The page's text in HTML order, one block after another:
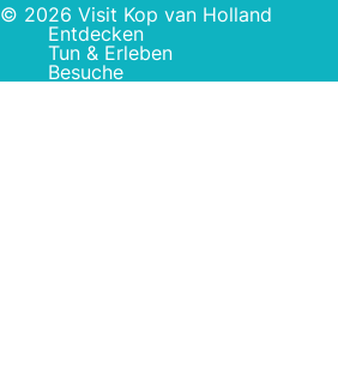
© 2026 Visit Kop van Holland
Entdecken
Tun & Erleben
Besuche